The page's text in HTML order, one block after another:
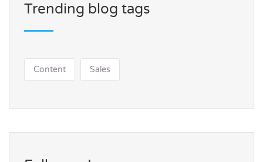
Trending blog tags
Content Sales